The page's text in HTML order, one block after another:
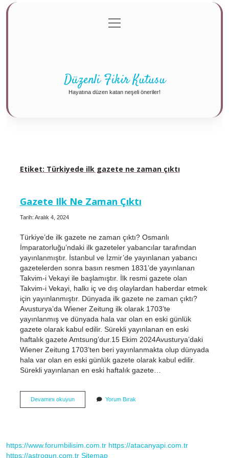
Gizlilik Politikası
menüyü
aç
Düzenli Fikir Kutusu
Hayatına düzen katan neşeli öneriler!
Etiket: Türkiyede ilk gazete ne zaman çıktı
Gazete Ilk Ne Zaman Çıktı
Tarih: Aralık 4, 2024
Türkiye’de ilk gazete ne zaman çıktı? Osmanlı
İmparatorluğu’ndaki ilk gazeteler yabancılar tarafından
yayınlanmıştır. İstanbul ve İzmir’de yayınlanan yabancı
gazetelerden sonra basın resmen 1831’de yayınlanan
Takvim-i Vekayi ile başlamıştır. İlk resmi gazete olan
Takvim-i Vekayi, halkı iç ve dış olaylardan haberdar etmek
için yayınlanmıştır. Dünyada ilk gazete ne zaman çıktı?
Avusturya’da Wiener Zeitung ilk olarak 1703’te
yayınlanmış ve dünyada hala var olan en eski günlük
gazete olarak kabul edilir. Sürekli yayınlanan en eski
haftalık gazete Amtsung’dur.15 Ekim 2024Avusturya’daki
Wiener Zeitung 1703’ten beri yayınlanmakta olup dünyada
hala var olan en eski günlük gazete olarak kabul edilir.
Sürekli yayınlanan en eski haftalık gazete…
Devamını okuyunGazete
Ilk
Yorum Bırak
https://www.forumbilisim.com.tr https://atacanyapi.com.tr
https://astrogun.com.tr Sitemap